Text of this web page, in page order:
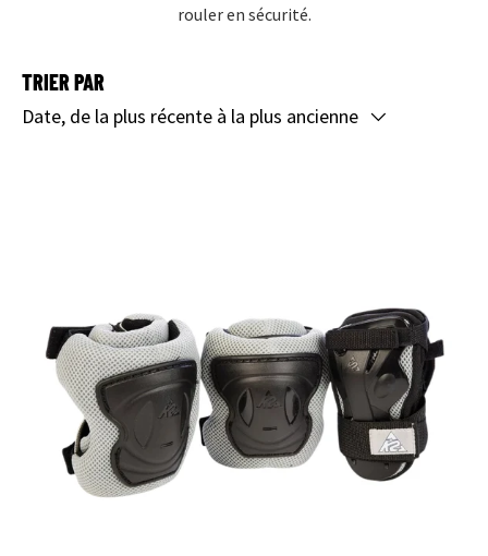
rouler en sécurité.
TRIER PAR
Date, de la plus récente à la plus ancienne